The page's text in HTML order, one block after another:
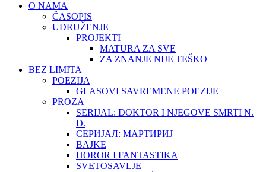
O NAMA
ČASOPIS
UDRUŽENJE
PROJEKTI
MATURA ZA SVE
ZA ZNANJE NIJE TEŠKO
BEZ LIMITA
POEZIJA
GLASOVI SAVREMENE POEZIJE
PROZA
SERIJAL: DOKTOR I NJEGOVE SMRTI N.
Đ.
СЕРИЈАЛ: МАРТИРИЈ
BAJKE
HOROR I FANTASTIKA
SVETOSAVLJE